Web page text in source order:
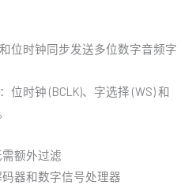
位时钟同步发送多位数字音频字
位时钟 (BCLK)、字选择 (WS) 和
额外过滤
器和数字信号处理器